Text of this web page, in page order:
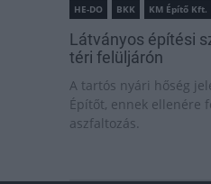
HE-DO BKK KM Építő Kft.
Látványos építési
téri felüljárón
A tartós nyári hőség
Építőt, ennek ellenére
aszfaltozás.